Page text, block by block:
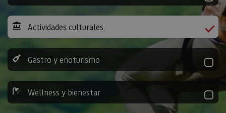
Actividades culturales
Gastro y enoturismo
Wellness y bienestar